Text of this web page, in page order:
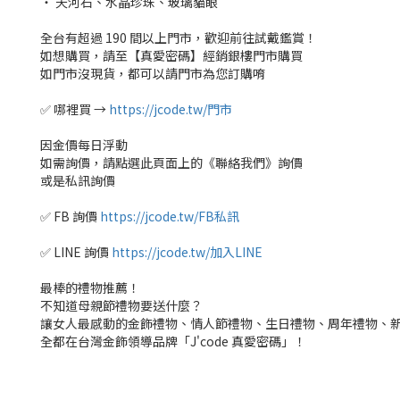
全台有超過 190 間以上門市，歡迎前往試戴鑑賞！
如想購買，請至【真愛密碼】經銷銀樓門市購買
如門市沒現貨，都可以請門市為您訂購唷
✅ 哪裡買 → https://jcode.tw/門市
因金價每日浮動
如需詢價，請點選此頁面上的《聯絡我們》詢價
或是私訊詢價
✅ FB 詢價 https://jcode.tw/FB私訊
✅ LINE 詢價 https://jcode.tw/加入LINE
最棒的禮物推薦！
不知道母親節禮物要送什麼？
讓女人最感動的金飾禮物、情人節禮物、生日禮物、周年禮物、
全都在台灣金飾領導品牌「J'code 真愛密碼」！